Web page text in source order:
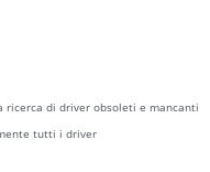
ricerca di driver obsoleti e mancanti
tutti i driver